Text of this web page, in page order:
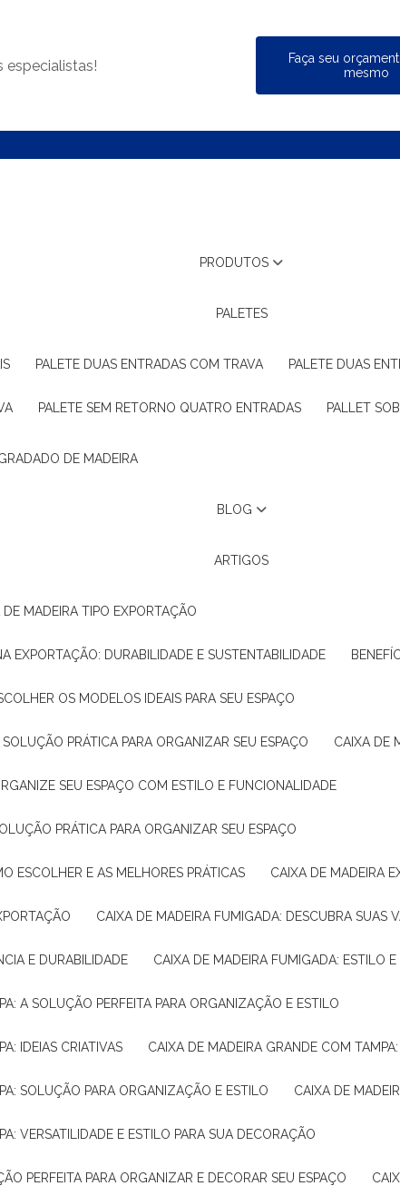
especialistas!
Faça seu
mesmo
PRODUTOS
PALETES
PALETE DUAS ENTRADAS COM TRAVA PALETE DUAS
PALETE SEM RETORNO QUATRO ENTRADAS PALLET
DE MADEIRA
BLOG
ARTIGOS
MADEIRA TIPO EXPORTAÇÃO
EXPORTAÇÃO: DURABILIDADE E SUSTENTABILIDADE
OS MODELOS IDEAIS PARA SEU ESPAÇO
PRÁTICA PARA ORGANIZAR SEU ESPAÇO CAIXA
SEU ESPAÇO COM ESTILO E FUNCIONALIDADE
PRÁTICA PARA ORGANIZAR SEU ESPAÇO
ESCOLHER E AS MELHORES PRÁTICAS CAIXA DE MADEIRA
CAIXA DE MADEIRA FUMIGADA: DESCUBRA SUAS
E DURABILIDADE CAIXA DE MADEIRA FUMIGADA: ESTILO
A SOLUÇÃO PERFEITA PARA ORGANIZAÇÃO E ESTILO
IDEIAS CRIATIVAS CAIXA DE MADEIRA GRANDE COM
SOLUÇÃO PARA ORGANIZAÇÃO E ESTILO CAIXA DE
VERSATILIDADE E ESTILO PARA SUA DECORAÇÃO
PERFEITA PARA ORGANIZAR E DECORAR SEU ESPAÇO